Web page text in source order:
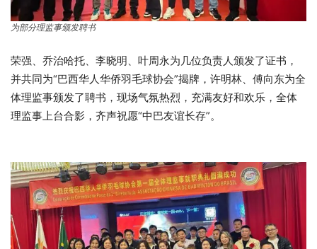
为部分理监事颁发聘书
荣强、乔治哈托、李晓明、叶周永为几位负责人颁发了证书，
并共同为“巴西华人华侨羽毛球协会”揭牌，许明林、傅向东为全
体理监事颁发了聘书，现场气氛热烈，充满友好和欢乐，全体
理监事上台合影，齐声祝愿“中巴友谊长存”。